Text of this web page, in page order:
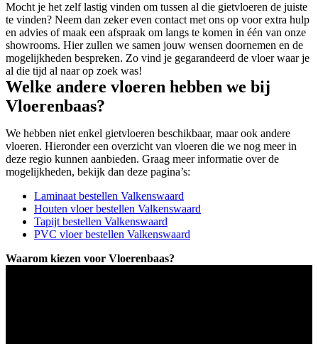
Mocht je het zelf lastig vinden om tussen al die gietvloeren de juiste
te vinden? Neem dan zeker even contact met ons op voor extra hulp
en advies of maak een afspraak om langs te komen in één van onze
showrooms. Hier zullen we samen jouw wensen doornemen en de
mogelijkheden bespreken. Zo vind je gegarandeerd de vloer waar je
al die tijd al naar op zoek was!
Welke andere vloeren hebben we bij
Vloerenbaas?
We hebben niet enkel gietvloeren beschikbaar, maar ook andere
vloeren. Hieronder een overzicht van vloeren die we nog meer in
deze regio kunnen aanbieden. Graag meer informatie over de
mogelijkheden, bekijk dan deze pagina’s:
Laminaat bestellen Valkenswaard
Houten vloer bestellen Valkenswaard
Tapijt bestellen Valkenswaard
PVC vloer bestellen Valkenswaard
Waarom kiezen voor Vloerenbaas?